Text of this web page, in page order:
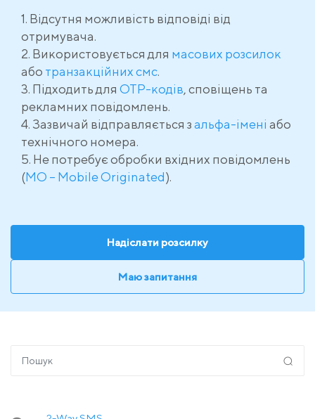
Відсутня можливість відповіді від
отримувача.
Використовується для масових розсилок
або транзакційних смс.
Підходить для OTP-кодів, сповіщень та
рекламних повідомлень.
Зазвичай відправляється зальфа-імені або
технічного номера.
Не потребує обробки вхідних повідомлень
(MO – Mobile Originated).
Надіслати розсилку
Маю запитання